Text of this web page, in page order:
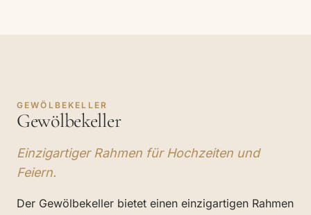
GEWÖLBEKELLER
Gewölbekeller
Einzigartiger Rahmen für Hochzeiten und
Feiern.
Der Gewölbekeller bietet einen einzigartigen Rahmen